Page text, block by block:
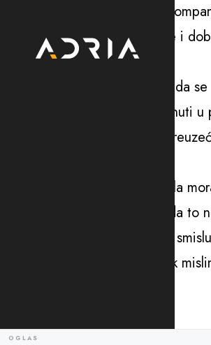
destinacija i kredibilnih avio
„Takođe, poželjno da to bude i
način“.
Ministarka je kazala da važno da
pod koncesiju ili će samo krenuti
Aerodromi kao profitalbilno
„Odluka iza koje bih lično stala
da razvija naše aerodrome i da
ponuda finansijski i ozbiljna u
bude takvih ponuda onda ipak